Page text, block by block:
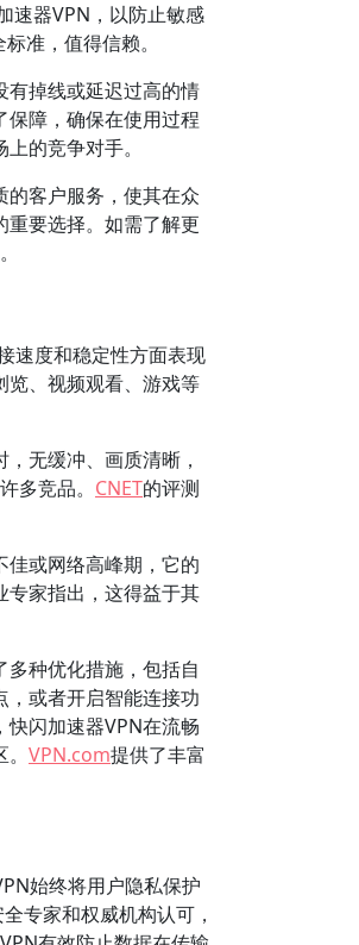
速器VPN，以防止敏感
准，值得信赖。
有掉线或延迟过高的情
障，确保在使用过程
的竞争对手。
客户服务，使其在众
重要选择。如需了解更
速度和稳定性方面表现
览、视频观看、游戏等
无缓冲、画质清晰，
多竞品。 CNET的评测
佳或网络高峰期，它的
专家指出，这得益于其
种优化措施，包括自
或者开启智能连接功
闪加速器VPN在流畅
VPN.com提供了丰富
始终将用户隐私保护
专家和权威机构认可，